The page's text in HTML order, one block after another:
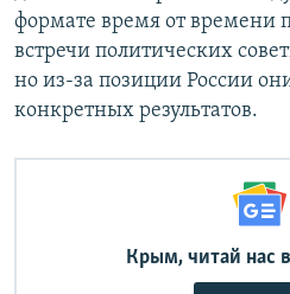
формате время от времени
встречи политических
но из-за позиции России
конкретных результатов.
Крым, читай нас